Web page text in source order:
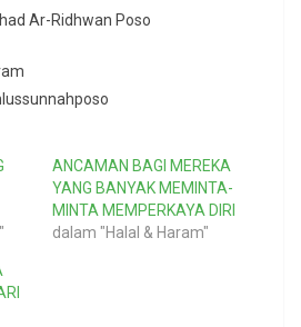
Ar-Ridhwan Poso
ANCAMAN BAGI MEREKA
YANG BANYAK MEMINTA-
MINTA MEMPERKAYA DIRI
dalam "Halal & Haram"